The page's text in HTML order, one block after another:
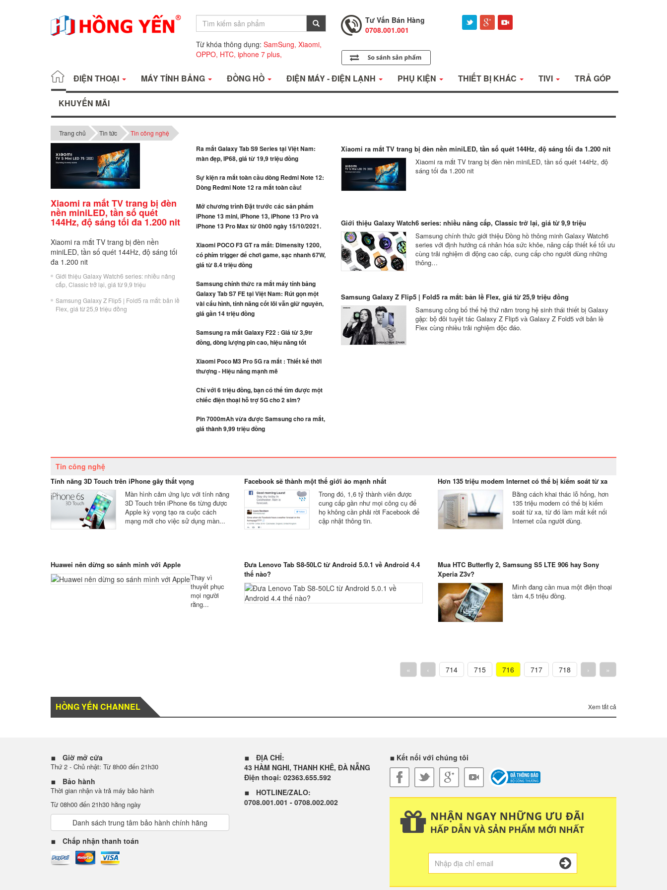
Từ khóa thông dụng: SamSung, Xiaomi,
OPPO, HTC, iphone 7 plus,
0708.001.001
Hỗ Trợ Kỹ Thuật
Tư Vấn Bán Hàng
0708.001.001
ĐIỆN THOẠI MÁY TÍNH BẢNG ĐỒNG HỒ ĐIỆN MÁY - ĐIỆN LẠNH PHỤ KIỆN THIẾT BỊ KHÁC TIVI TRẢ GÓP
KHUYẾN MÃI
Trang chủ Tin tức Tin công nghệ
Xiaomi ra mắt TV trang bị đèn
nền miniLED, tần số quét
144Hz, độ sáng tối đa 1.200 nit
Xiaomi ra mắt TV trang bị đèn nền
miniLED, tần số quét 144Hz, độ sáng tối
đa 1.200 nit
Giới thiệu Galaxy Watch6 series: nhiều nâng
cấp, Classic trở lại, giá từ 9,9 triệu
Samsung Galaxy Z Flip5 | Fold5 ra mắt: bản lề
Flex, giá từ 25,9 triệu đồng
Ra mắt Galaxy Tab S9 Series tại Việt Nam:
màn đẹp, IP68, giá từ 19,9 triệu đồng
Sự kiện ra mắt toàn cầu dòng Redmi Note 12:
Dòng Redmi Note 12 ra mắt toàn cầu!
Mở chương trình Đặt trước các sản phẩm
iPhone 13 mini, iPhone 13, iPhone 13 Pro và
iPhone 13 Pro Max từ 0h00 ngày 15/10/2021.
Xiaomi POCO F3 GT ra mắt: Dimensity 1200,
có phím trigger để chơi game, sạc nhanh 67W,
giá từ 8.4 triệu đồng
Samsung chính thức ra mắt máy tính bảng
Galaxy Tab S7 FE tại Việt Nam: Rút gọn một
vài cấu hình, tính năng cốt lõi vẫn giữ nguyên,
giá gần 14 triệu đồng
Samsung ra mắt Galaxy F22 : Giá từ 3,9tr
đồng, dòng lượng pin cao, hiệu năng tốt
Xiaomi Poco M3 Pro 5G ra mắt : Thiết kế thời
thượng - Hiệu năng mạnh mẽ
Chỉ với 6 triệu đồng, bạn có thể tìm được một
chiếc điện thoại hỗ trợ 5G cho 2 sim?
Pin 7000mAh vừa được Samsung cho ra mắt,
giá thành 9,99 triệu đồng
Xiaomi ra mắt TV trang bị đèn nền miniLED, tần số quét 144Hz, độ sáng tối đa 1.200 nit
Xiaomi ra mắt TV trang bị đèn nền miniLED, tần số quét 144Hz, độ
sáng tối đa 1.200 nit
Giới thiệu Galaxy Watch6 series: nhiều nâng cấp, Classic trở lại, giá từ 9,9 triệu
Samsung chính thức giới thiệu Đồng hồ thông minh Galaxy Watch6
series với định hướng cá nhân hóa sức khỏe, nâng cấp thiết kế tối ưu
cùng trải nghiệm di động cao cấp, cung cấp cho người dùng những
thông…
Samsung Galaxy Z Flip5 | Fold5 ra mắt: bản lề Flex, giá từ 25,9 triệu đồng
Samsung công bố thế hệ thứ năm trong hệ sinh thái thiết bị Galaxy
gập: bộ đôi tuyệt tác Galaxy Z Flip5 và Galaxy Z Fold5 với bản lề
Flex cùng nhiều trải nghiệm độc đáo.
Tin công nghệ
Tính năng 3D Touch trên iPhone gây thất vọng
Màn hình cảm ứng lực với tính năng
3D Touch trên iPhone 6s từng được
Apple kỳ vọng tạo ra cuộc cách
mạng mới cho việc sử dụng màn...
Facebook sẽ thành một thế giới ảo mạnh nhất
Trong đó, 1,6 tỷ thành viên được
cung cấp gần như mọi công cụ để
họ không cần phải rời Facebook để
cập nhật thông tin.
Hơn 135 triệu modem Internet có thể bị kiểm soát từ xa
Bằng cách khai thác lỗ hổng, hơn
135 triệu modem có thể bị kiểm
soát từ xa, từ đó làm mất kết nối
Internet của người dùng.
Huawei nên dừng so sánh mình với Apple
Thay vì
thuyết phục
mọi người
rằng...
Đưa Lenovo Tab S8-50LC từ Android 5.0.1 về Android 4.4
thế nào?
Mua HTC Butterfly 2, Samsung S5 LTE 906 hay Sony
Xperia Z3v?
Mình đang cần mua một điện thoại
tầm 4,5 triệu đồng.
« ‹ 714 715 716 717 718 › »
HỒNG YẾN CHANNEL Xem tất cả
Giờ mở cửa
Thứ 2 - Chủ nhật: Từ 8h00 đến 21h30
Bảo hành
Thời gian nhận và trả máy bảo hành
Từ 08h00 đến 21h30 hằng ngày
Danh sách trung tâm bảo hành chính hãng
Chấp nhận thanh toán
ĐỊA CHỈ:
43 HÀM NGHI, THANH KHÊ, ĐÀ NẴNG
Điện thoại: 02363.655.592
HOTLINE/ZALO:
0708.001.001 - 0708.002.002
Kết nối với chúng tôi